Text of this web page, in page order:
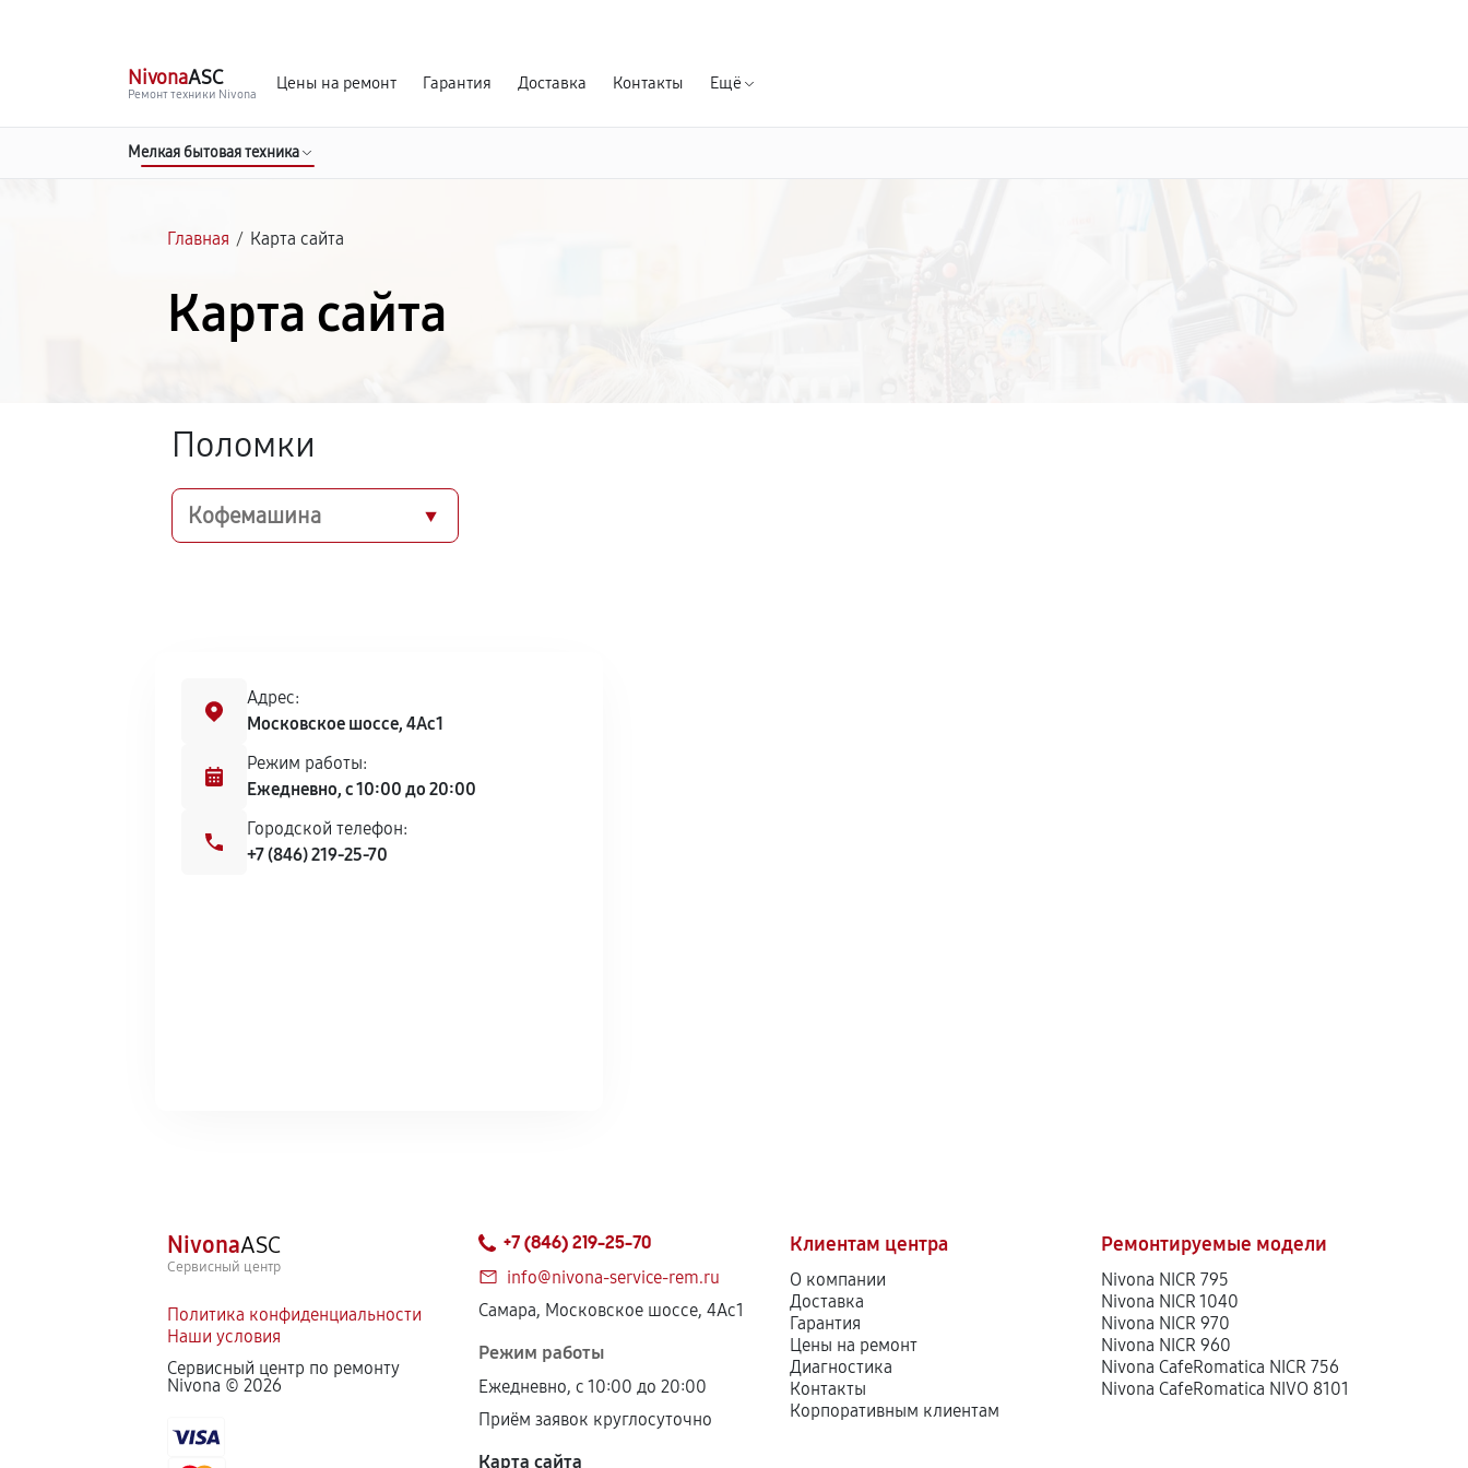
NivonaASC
Ремонт техники Nivona
Цены на ремонт Гарантия Доставка Контакты Ещё
Мелкая бытовая техника
Главная / Карта сайта
Карта сайта
Поломки
Кофемашина
Адрес:
Московское шоссе, 4Ас1
Режим работы:
Ежедневно, с 10:00 до 20:00
Городской телефон:
+7 (846) 219-25-70
NivonaASC
Сервисный центр
Политика конфиденциальности
Наши условия
Сервисный центр по ремонту
Nivona ©2026
+7 (846) 219-25-70
info@nivona-service-rem.ru
Самара, Московское шоссе, 4Ас1
Режим работы
Ежедневно, с 10:00 до 20:00
Приём заявок круглосуточно
Карта сайта
Клиентам центра
О компании
Доставка
Гарантия
Цены на ремонт
Диагностика
Контакты
Корпоративным клиентам
Ремонтируемые модели
Nivona NICR 795
Nivona NICR 1040
Nivona NICR 970
Nivona NICR 960
Nivona CafeRomatica NICR 756
Nivona CafeRomatica NIVO 8101